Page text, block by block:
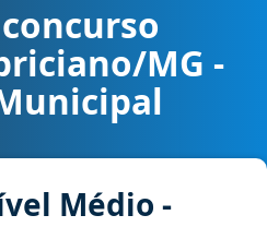
MG - Prefeitura
MG -
Médio -